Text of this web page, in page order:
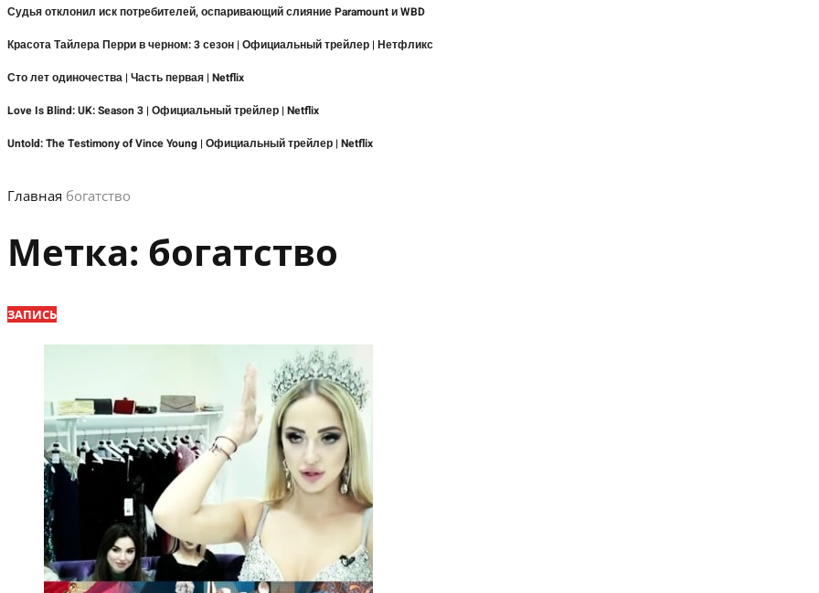
Судья отклонил иск потребителей, оспаривающий слияние Paramount и WBD
Красота Тайлера Перри в черном: 3 сезон | Официальный трейлер | Нетфликс
Сто лет одиночества | Часть первая | Netflix
Love Is Blind: UK: Season 3 | Официальный трейлер | Netflix
Untold: The Testimony of Vince Young | Официальный трейлер | Netflix
Главная богатство
Метка: богатство
ЗАПИСЬ